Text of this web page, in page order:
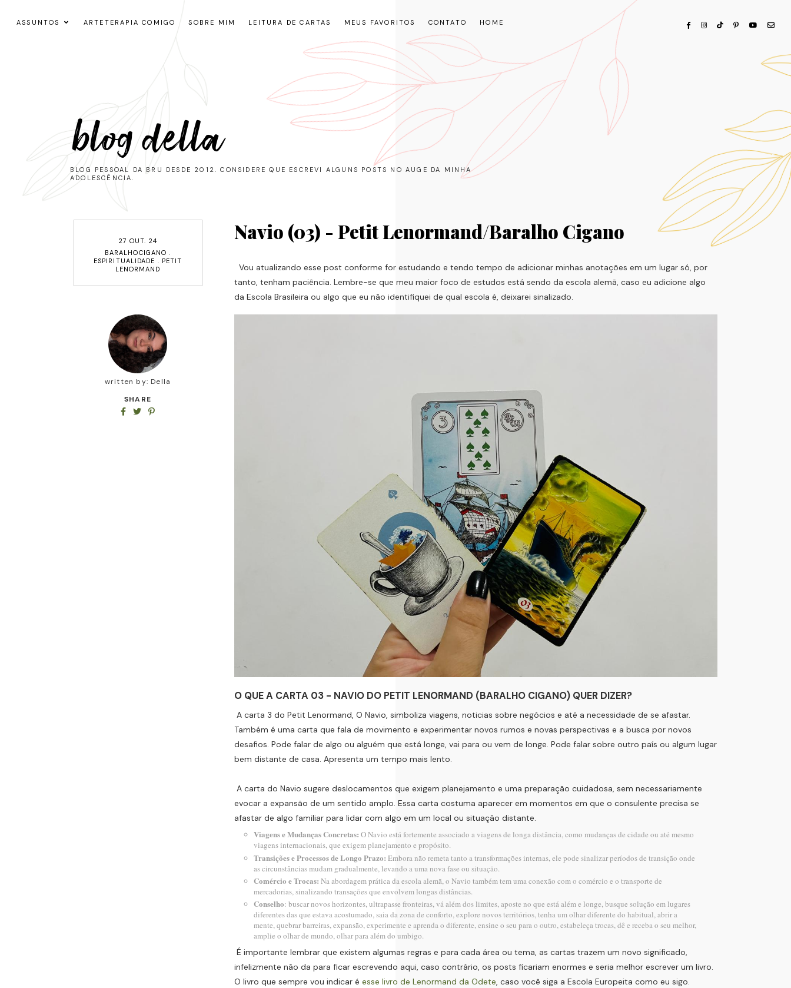
ASSUNTOS ARTETERAPIA COMIGO SOBRE MIM LEITURA DE CARTAS MEUS FAVORITOS CONTATO HOME
blog della
BLOG PESSOAL DA BRU DESDE 2012. CONSIDERE QUE ESCREVI ALGUNS POSTS NO AUGE DA MINHA
ADOLESCÊNCIA.
27 OUT. 24
BARALHOCIGANO .
ESPIRITUALIDADE . PETIT
LENORMAND
Navio (03) - Petit Lenormand/Baralho Cigano
Vou atualizando esse post conforme for estudando e tendo tempo de adicionar minhas anotações em um lugar só, por
tanto, tenham paciência. Lembre-se que meu maior foco de estudos está sendo da escola alemã, caso eu adicione algo
da Escola Brasileira ou algo que eu não identifiquei de qual escola é, deixarei sinalizado.
O QUE A CARTA 03 - NAVIO DO PETIT LENORMAND (BARALHO CIGANO) QUER DIZER?
A carta 3 do Petit Lenormand, O Navio, simboliza viagens, noticias sobre negócios e até a necessidade de se afastar.
Também é uma carta que fala de movimento e experimentar novos rumos e novas perspectivas e a busca por novos
desafios. Pode falar de algo ou alguém que está longe, vai para ou vem de longe. Pode falar sobre outro país ou algum lugar
bem distante de casa. Apresenta um tempo mais lento.
A carta do Navio sugere deslocamentos que exigem planejamento e uma preparação cuidadosa, sem necessariamente
evocar a expansão de um sentido amplo. Essa carta costuma aparecer em momentos em que o consulente precisa se
afastar de algo familiar para lidar com algo em um local ou situação distante.
Viagens e Mudanças Concretas: O Navio está fortemente associado a viagens de longa distância, como mudanças de cidade ou até mesmo
viagens internacionais, que exigem planejamento e propósito.
Transições e Processos de Longo Prazo: Embora não remeta tanto a transformações internas, ele pode sinalizar períodos de transição onde
as circunstâncias mudam gradualmente, levando a uma nova fase ou situação.
Comércio e Trocas: Na abordagem prática da escola alemã, o Navio também tem uma conexão com o comércio e o transporte de
mercadorias, sinalizando transações que envolvem longas distâncias.
Conselho: buscar novos horizontes, ultrapasse fronteiras, vá além dos limites, aposte no que está além e longe, busque solução em lugares
diferentes das que estava acostumado, saia da zona de conforto, explore novos territórios, tenha um olhar diferente do habitual, abrir a
mente, quebrar barreiras, expansão, experimente e aprenda o diferente, ensine o seu para o outro, estabeleça trocas, dê e receba o seu melhor,
amplie o olhar de mundo, olhar para além do umbigo.
É importante lembrar que existem algumas regras e para cada área ou tema, as cartas trazem um novo significado,
infelizmente não da para ficar escrevendo aqui, caso contrário, os posts ficariam enormes e seria melhor escrever um livro.
O livro que sempre vou indicar é esse livro de Lenormand da Odete , caso você siga a Escola Europeita como eu sigo.
written by: Della
SHARE